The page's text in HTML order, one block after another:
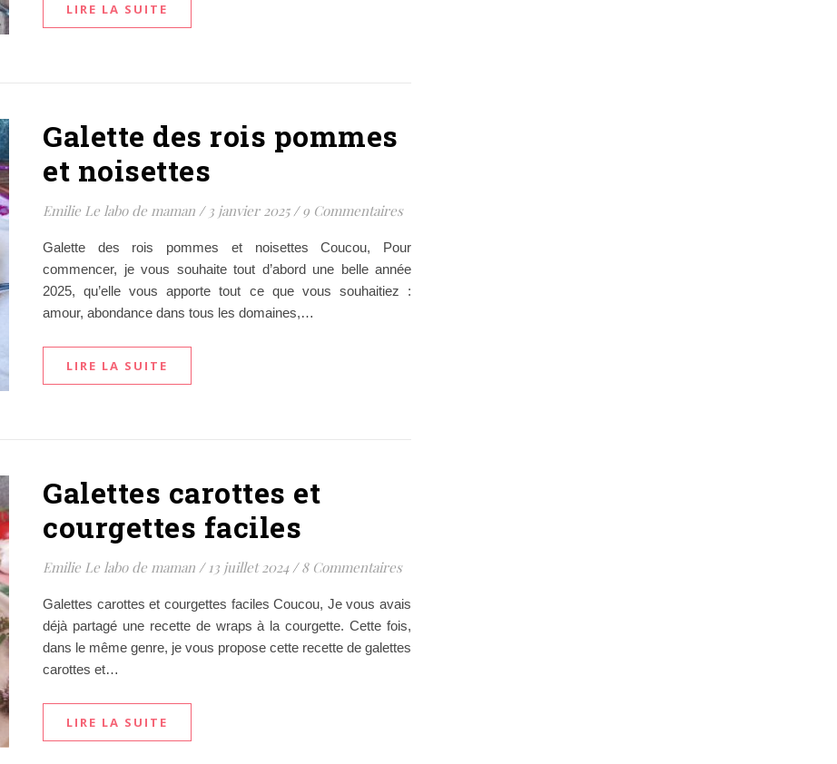
LIRE LA SUITE
Galette des rois pommes
et noisettes
Emilie Le labo de maman / 3 janvier 2025 / 9 Commentaires
Galette des rois pommes et noisettes Coucou, Pour
commencer, je vous souhaite tout d’abord une belle année
2025, qu’elle vous apporte tout ce que vous souhaitiez :
amour, abondance dans tous les domaines,…
LIRE LA SUITE
Galettes carottes et
courgettes faciles
Emilie Le labo de maman / 13 juillet 2024 / 8 Commentaires
Galettes carottes et courgettes faciles Coucou, Je vous avais
déjà partagé une recette de wraps à la courgette. Cette fois,
dans le même genre, je vous propose cette recette de galettes
carottes et…
LIRE LA SUITE